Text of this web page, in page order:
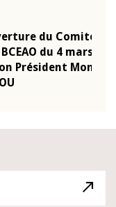
de Politique
2026,
Jean-